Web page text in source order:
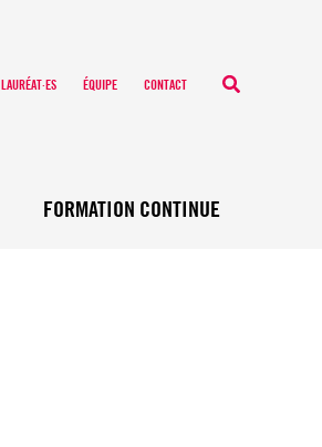
LAURÉAT·ES ÉQUIPE CONTACT
FORMATION CONTINUE